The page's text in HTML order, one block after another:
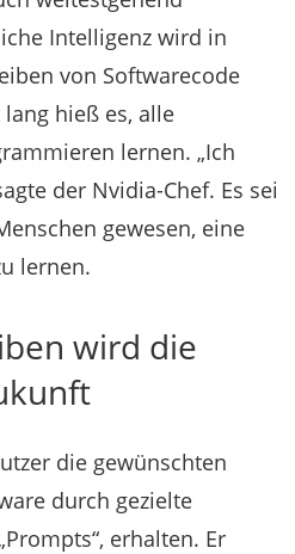
Intelligenz wird in
von Softwarecode
hieß es, alle
lernen. „Ich
der Nvidia-Chef. Es sei
gewesen, eine
lernen.
wird die
die gewünschten
durch gezielte
erhalten. Er